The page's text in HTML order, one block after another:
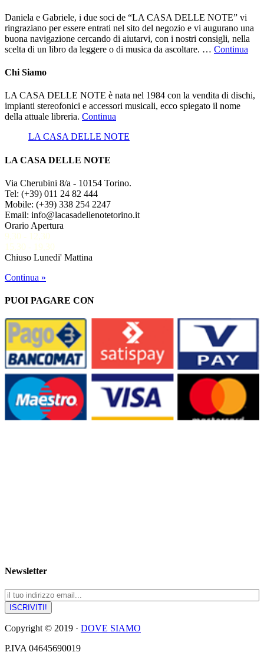
Daniela e Gabriele, i due soci de “LA CASA DELLE NOTE” vi
ringraziano per essere entrati nel sito del negozio e vi augurano una
buona navigazione cercando di aiutarvi, con i nostri consigli, nella
scelta di un libro da leggere o di musica da ascoltare. … Continua
Chi Siamo
LA CASA DELLE NOTE è nata nel 1984 con la vendita di dischi,
impianti stereofonici e accessori musicali, ecco spiegato il nome
della attuale libreria. Continua
LA CASA DELLE NOTE
LA CASA DELLE NOTE
Via Cherubini 8/a - 10154 Torino.
Tel: (+39) 011 24 82 444
Mobile: (+39) 338 254 2247
Email: info@lacasadellenotetorino.it
Orario Apertura
9,30 - 12,30
15,30 - 19,30
Chiuso Lunedi' Mattina
Continua »
PUOI PAGARE CON
Newsletter
Copyright © 2019 · DOVE SIAMO
P.IVA 04645690019